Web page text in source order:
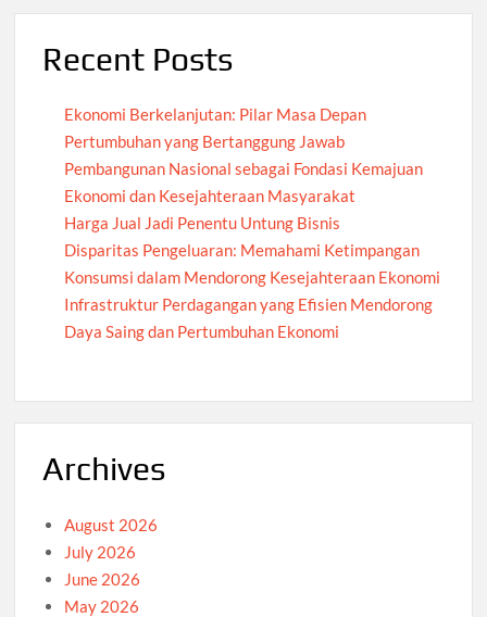
Recent Posts
Ekonomi Berkelanjutan: Pilar Masa Depan
Pertumbuhan yang Bertanggung Jawab
Pembangunan Nasional sebagai Fondasi Kemajuan
Ekonomi dan Kesejahteraan Masyarakat
Harga Jual Jadi Penentu Untung Bisnis
Disparitas Pengeluaran: Memahami Ketimpangan
Konsumsi dalam Mendorong Kesejahteraan Ekonomi
Infrastruktur Perdagangan yang Efisien Mendorong
Daya Saing dan Pertumbuhan Ekonomi
Archives
August 2026
July 2026
June 2026
May 2026